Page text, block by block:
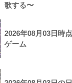
歌する〜
2026年08月03日時
ゲーム